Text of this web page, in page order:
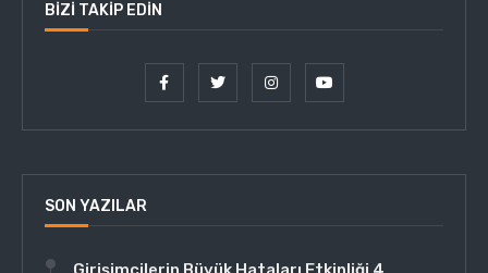
BIZI TAKIP EDIN
SON YAZILAR